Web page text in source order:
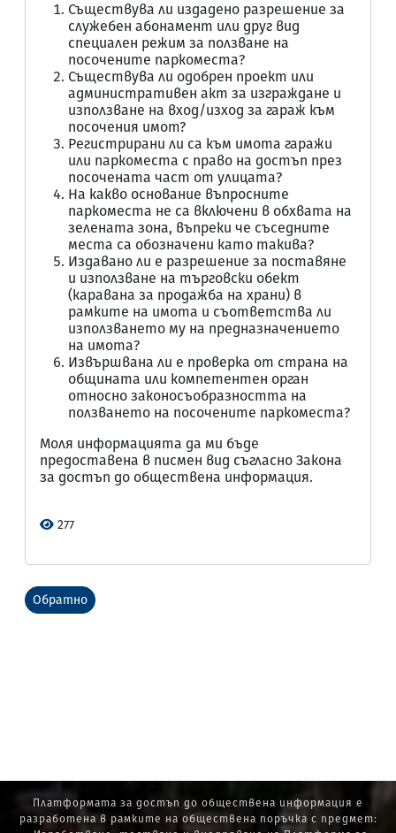
Съществува ли издадено разрешение за
служебен абонамент или друг вид
специален режим за ползване на
посочените паркоместа?
Съществува ли одобрен проект или
административен акт за изграждане и
използване на вход/изход за гараж към
посочения имот?
Регистрирани ли са към имота гаражи
или паркоместа с право на достъп през
посочената част от улицата?
На какво основание въпросните
паркоместа не са включени в обхвата на
зелената зона, въпреки че съседните
места са обозначени като такива?
Издавано ли е разрешение за поставяне
и използване на търговски обект
(каравана за продажба на храни) в
рамките на имота и съответства ли
използването му на предназначението
на имота?
Извършвана ли е проверка от страна на
общината или компетентен орган
относно законосъобразността на
ползването на посочените паркоместа?
Моля информацията да ми бъде
предоставена в писмен вид съгласно Закона
за достъп до обществена информация.
277
Обратно
Платформата за достъп до обществена информация е
разработена в рамките на обществена поръчка с предмет: